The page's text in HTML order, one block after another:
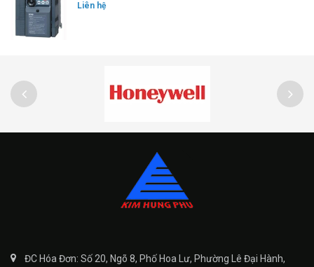
Liên hệ
ĐC Hóa Đơn: Số 20, Ngõ 8, Phố Hoa Lư, Phường Lê Đại Hành,